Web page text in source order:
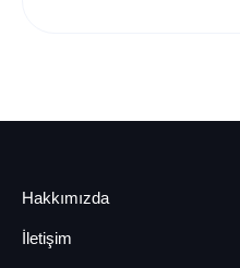
Hakkımızda
İletişim